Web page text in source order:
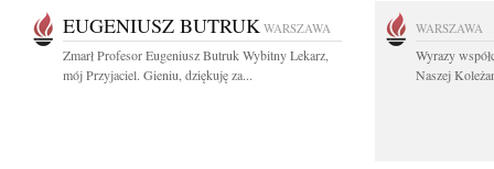
EUGENIUSZ BUTRUK WARSZAWA
Zmarł Profesor Eugeniusz Butruk Wybitny Lekarz,
mój Przyjaciel. Gieniu, dziękuję za...
WARSZAWA
Wyrazy
Naszej